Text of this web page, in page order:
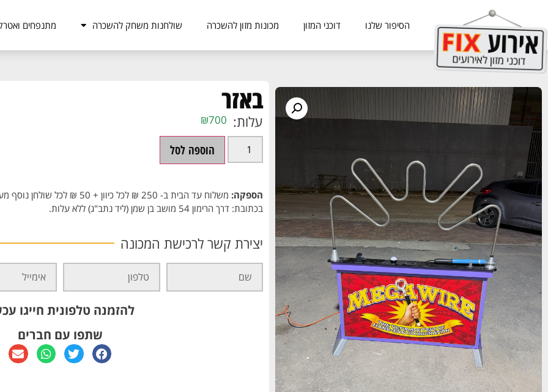
הסיפור שלנו דוכני המזון מכונות מזון להשכרה שולחנות משחק להשכרה מתנפחים
באזר
עלות: ₪700
הוספה לסל
הספקה:
בכתובת: דרך הרימון 54 מושב בן שמן (ליד נתב"ג) ללא עלות.
יצירת קשר לרכישת המכונה
להזמנה טלפונית חייגו
שתפו עם חברים